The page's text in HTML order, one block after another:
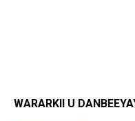
WARARKII U